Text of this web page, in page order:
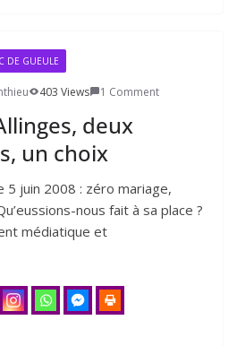
DE GUEULE
403 Views 1 Comment
deux
un choix
5 juin 2008 : zéro mariage,
nous fait à sa place ?
média­tique et